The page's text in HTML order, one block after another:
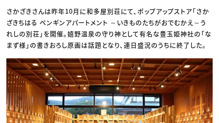
さかざきさんは昨年10月に和多屋別荘にて、ポップアップストア「さか
ざきちはる ペンギンアパートメント ～いきものたちがおでむかえ～う
れしの別荘」を開催。嬉野温泉の守り神として有名な豊玉姫神社の「な
まず様」の書きおろし原画は話題となり、連日盛況のうちに終了した。